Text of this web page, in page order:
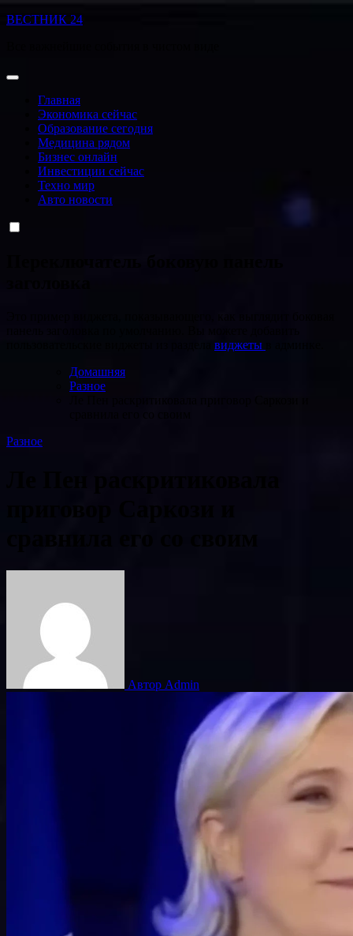
Перейти
ВЕСТНИК 24
Главная
Экономика сейчас
Образование сегодня
Медицина рядом
Бизнес онлайн
Инвестиции сейчас
Техно мир
Авто новости
виджеты
Домашняя
Разное
Разное
Автор Admin